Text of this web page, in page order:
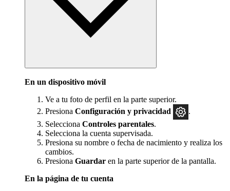
En un dispositivo móvil
Ve a tu foto de perfil en la parte superior.
Presiona Configuración y privacidad
.
Selecciona Controles parentales.
Selecciona la cuenta supervisada.
Presiona su nombre o fecha de nacimiento y realiza los
cambios.
Presiona Guardar en la parte superior de la pantalla.
En la página de tu cuenta